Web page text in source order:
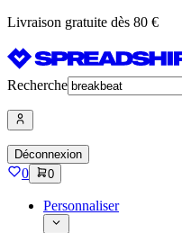
Livraison gratuite dès 80 €
Recherche
Déconnexion
0 0
Personnaliser